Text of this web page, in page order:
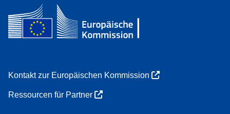
Kontakt zur Europäischen Kommission
Ressourcen für Partner